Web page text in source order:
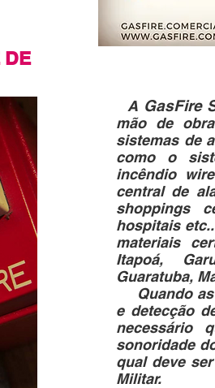
DE
A GasFire
mão de
sistemas de
como o
incêndio
central de
shoppings
hospitais
materiais
Itapoá,
Guaratuba,
Quando as
e detecção
necessário
sonoridade
qual deve
Militar.